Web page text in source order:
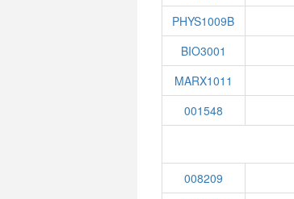
PHYS1009B
BIO3001
MARX1011
001548
008209